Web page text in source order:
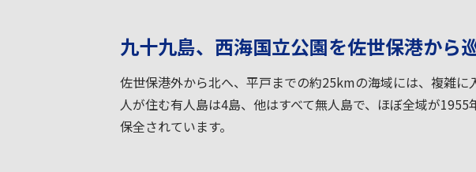
九十九島、西海国立公園を佐世保港から
佐世保港外から北へ、平戸までの約25kmの海域には、複雑に
人が住む有人島は4島、他はすべて無人島で、ほぼ全域が
保全されています。